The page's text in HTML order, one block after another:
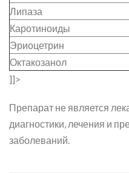
Липаза
Каротиноиды
Эриоцетрин
Октакозанол
]]>
Препарат не является
диагностики, лечения и
заболеваний.